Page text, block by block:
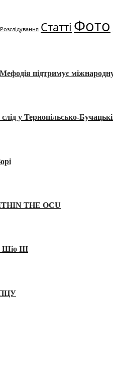
Розслідування Статті Фото
підтримує
Тернопільсько-Бучацькій
THE OCU
Шіо III